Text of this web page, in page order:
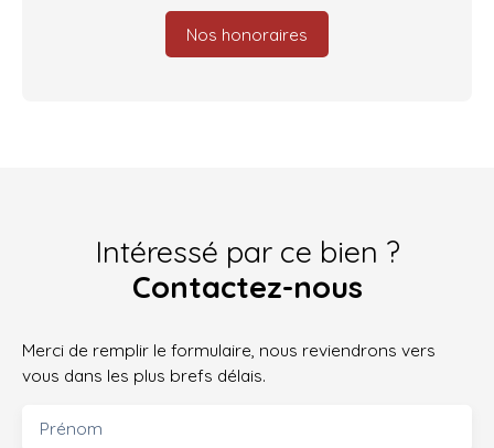
Nos honoraires
Intéressé par ce bien ?
Contactez-nous
Merci de remplir le formulaire, nous reviendrons vers
vous dans les plus brefs délais.
Prénom